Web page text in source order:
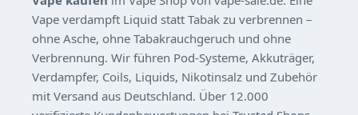
Vape verdampft Liquid statt Tabak zu verbrennen –
ohne Asche, ohne Tabakrauchgeruch und ohne
Verbrennung. Wir führen Pod-Systeme, Akkuträger,
Verdampfer, Coils, Liquids, Nikotinsalz und Zubehör
mit Versand aus Deutschland. Über 12.000